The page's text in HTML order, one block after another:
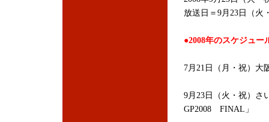
放送日＝9月23日（火
●2008年のスケジュー
7月21日（月・祝）
9月23日（火・祝）
GP2008 FINAL」